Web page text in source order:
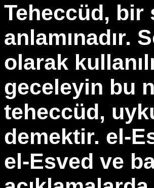
Teheccüd, bir
anlamınadır.
olarak
geceleyin bu
teheccüd,
demektir. el-
el-Esved ve